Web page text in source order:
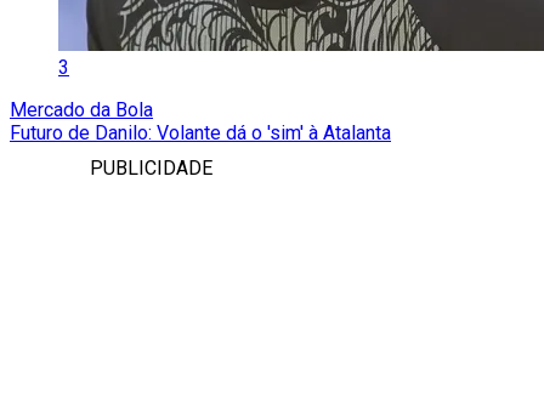
3
Mercado da Bola
Futuro de Danilo: Volante dá o 'sim' à Atalanta
PUBLICIDADE